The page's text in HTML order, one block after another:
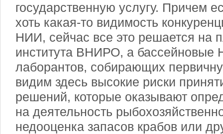
государственную услугу. Причем
хоть какая-то видимость
НИИ, сейчас все это решается на
института ВНИРО, а бассейновые
лаборантов, собирающих
видим здесь высокие риски
решений, которые оказывают
на деятельность
недооценка запасов крабов или